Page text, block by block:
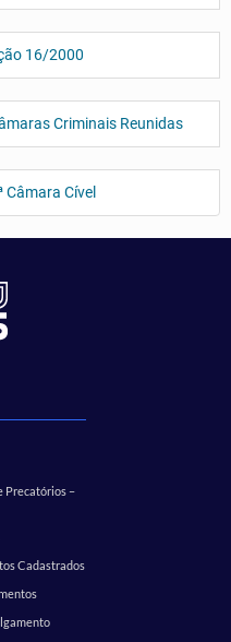
16/2000
Criminais Reunidas
Cível
Precatórios –
Cadastrados